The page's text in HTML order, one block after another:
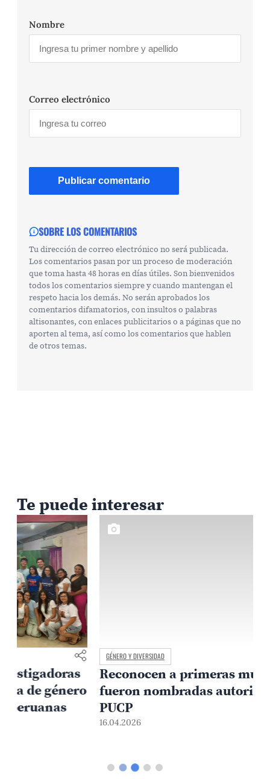
Nombre
Correo electrónico
SOBRE LOS COMENTARIOS
Tu dirección de correo electrónico no será publicada.
Los comentarios pasan por un proceso de moderación
que toma hasta 48 horas en días útiles. Son bienvenidos
todos los comentarios siempre y cuando mantengan el
respeto hacia los demás. No serán aprobados los
comentarios difamatorios, con insultos o palabras
altisonantes, con enlaces publicitarios o a páginas que no
aporten al tema, así como los comentarios que hablen
de otros temas.
Te puede interesar
GÉNERO Y DIVERSIDAD
Reconocen a primeras mujeres que
fueron nombradas autoridades en la
PUCP